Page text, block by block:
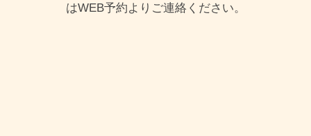
はWEB予約よりご連絡ください。